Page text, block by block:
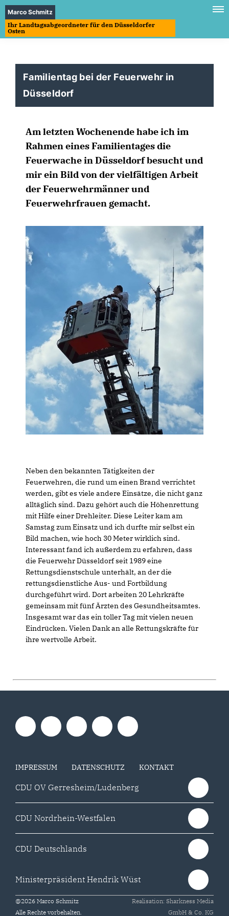
Marco Schmitz
Ihr Landtagsabgeordneter für den Düsseldorfer
Osten
Familientag bei der Feuerwehr in
Düsseldorf
Am letzten Wochenende habe ich im
Rahmen eines Familientages die
Feuerwache in Düsseldorf besucht und
mir ein Bild von der vielfältigen Arbeit
der Feuerwehrmänner und
Feuerwehrfrauen gemacht.
Neben den bekannten Tätigkeiten der
Feuerwehren, die rund um einen Brand verrichtet
werden, gibt es viele andere Einsätze, die nicht ganz
alltäglich sind. Dazu gehört auch die Höhenrettung
mit Hilfe einer Drehleiter. Diese Leiter kam am
Samstag zum Einsatz und ich durfte mir selbst ein
Bild machen, wie hoch 30 Meter wirklich sind.
Interessant fand ich außerdem zu erfahren, dass
die Feuerwehr Düsseldorf seit 1989 eine
Rettungsdienstschule unterhält, an der die
rettungsdienstliche Aus- und Fortbildung
durchgeführt wird. Dort arbeiten 20 Lehrkräfte
gemeinsam mit fünf Ärzten des Gesundheitsamtes.
Insgesamt war das ein toller Tag mit vielen neuen
Eindrücken. Vielen Dank an alle Rettungskräfte für
ihre wertvolle Arbeit.
IMPRESSUM DATENSCHUTZ KONTAKT
CDU OV Gerresheim/Ludenberg
CDU Nordrhein-Westfalen
CDU Deutschlands
Ministerpräsident Hendrik Wüst
@2026 Marco Schmitz
Alle Rechte vorbehalten.
Realisation: Sharkness Media
GmbH & Co. KG